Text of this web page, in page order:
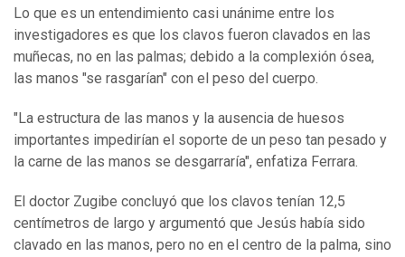
Lo que es un entendimiento casi unánime entre los
investigadores es que los clavos fueron clavados en las
muñecas, no en las palmas; debido a la complexión ósea,
las manos "se rasgarían" con el peso del cuerpo.
"La estructura de las manos y la ausencia de huesos
importantes impedirían el soporte de un peso tan pesado y
la carne de las manos se desgarraría", enfatiza Ferrara.
El doctor Zugibe concluyó que los clavos tenían 12,5
centímetros de largo y argumentó que Jesús había sido
clavado en las manos, pero no en el centro de la palma, sino